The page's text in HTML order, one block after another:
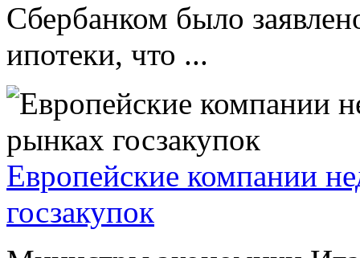
Сбербанком было
ипотеки, что ...
Европейские компании
госзакупок